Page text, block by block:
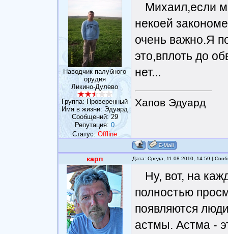
Наводчик палубного
орудия
Ликино-Дулево
Группа: Проверенный
Имя в жизни: Эдуард
Сообщений:29
Репутация: 0
Статус:Offline
Михаил,если
некоей
очень важно.Я
это,вплоть до
нет...
Хапов Эдуард
карп Дата: Среда, 11.08.2010, 14:59 |
Ну, вот, на
полностью
появляются
астмы. Астма -